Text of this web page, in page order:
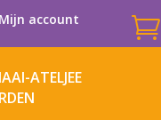
Mijn account 
ATELJEE